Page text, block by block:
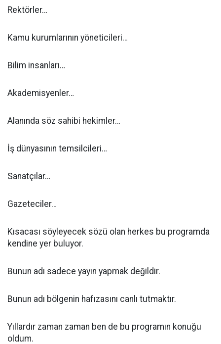
Rektörler…
Kamu kurumlarının yöneticileri…
Bilim insanları…
Akademisyenler…
Alanında söz sahibi hekimler…
İş dünyasının temsilcileri…
Sanatçılar…
Gazeteciler…
Kısacası söyleyecek sözü olan herkes bu programda
kendine yer buluyor.
Bunun adı sadece yayın yapmak değildir.
Bunun adı bölgenin hafızasını canlı tutmaktır.
Yıllardır zaman zaman ben de bu programın konuğu
oldum.